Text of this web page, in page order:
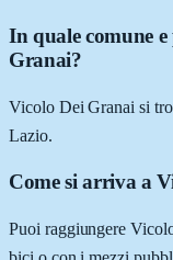
In quale comune
Granai?
Vicolo Dei Granai si
Lazio.
Come si arriva a
Puoi raggiungere